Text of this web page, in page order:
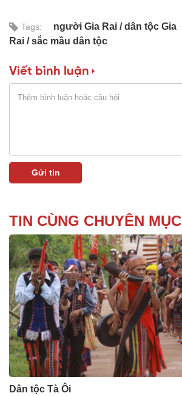
Tags: người Gia Rai
dân tộc Gia
Rai
sắc mầu dân tộc
Viết bình luận
TIN CÙNG CHUYÊN MỤC
Dân tộc Tà Ôi